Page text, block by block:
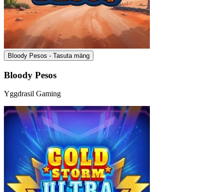
Bloody Pesos - Tasuta mäng
Bloody Pesos
Yggdrasil Gaming